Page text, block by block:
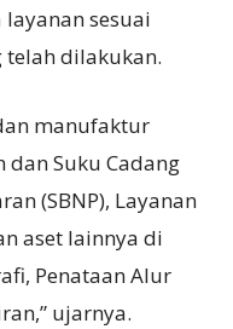
sesuai
telah dilakukan.
manufaktur
dan Suku Cadang
(SBNP), Layanan
aset lainnya di
Penataan Alur
ujarnya.